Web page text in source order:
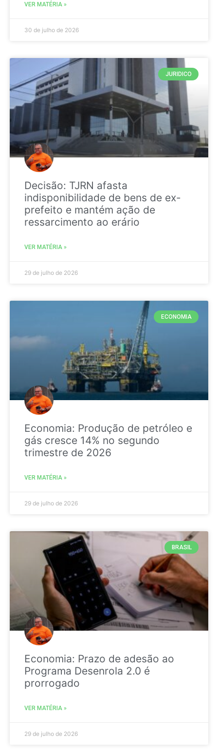
VER MATÉRIA »
30 de julho de 2026
JURIDICO
Decisão: TJRN afasta
indisponibilidade de bens de ex-
prefeito e mantém ação de
ressarcimento ao erário
VER MATÉRIA »
29 de julho de 2026
ECONOMIA
Economia: Produção de petróleo e
gás cresce 14% no segundo
trimestre de 2026
VER MATÉRIA »
29 de julho de 2026
BRASIL
Economia: Prazo de adesão ao
Programa Desenrola 2.0 é
prorrogado
VER MATÉRIA »
29 de julho de 2026